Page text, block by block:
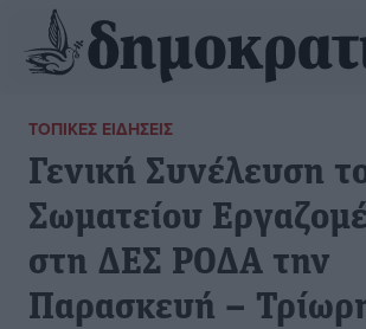
ΤΟΠΙΚΈΣ ΕΙΔΉΣΕΙΣ
Γενική Συνέλευση
Σωματείου
στη ΔΕΣ ΡΟΔΑ την
Παρασκευή –